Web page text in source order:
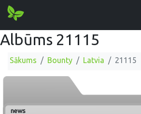
Albūms 21115
Sākums Bounty Latvia 21115
news